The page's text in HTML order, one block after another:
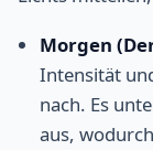
Morgen
Intensität
nach. Es
aus,